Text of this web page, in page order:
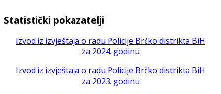
Statistički pokazatelji
Izvod iz izvještaja o radu Policije Brčko distrikta BiH
za 2024. godinu
Izvod iz izvještaja o radu Policije Brčko distrikta BiH
za 2023. godinu